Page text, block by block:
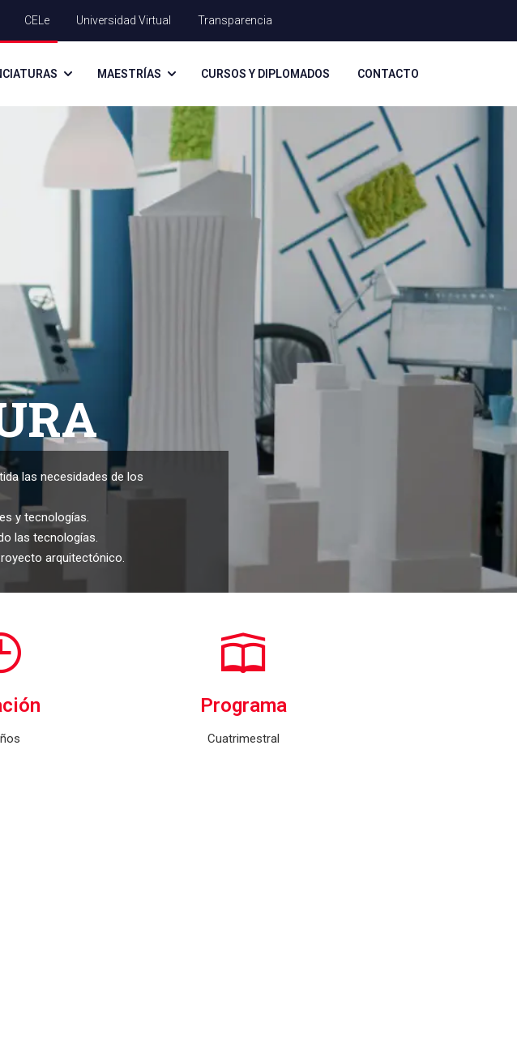
CELe Universidad Virtual Transparencia
MAESTRÍAS CURSOS Y DIPLOMADOS CONTACTO
las necesidades de los
y tecnologías.
las tecnologías.
arquitectónico.
Programa
Cuatrimestral